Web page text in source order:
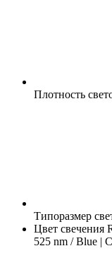
Плотность
Типоразмер
Цвет свечения
525 nm / Blue |